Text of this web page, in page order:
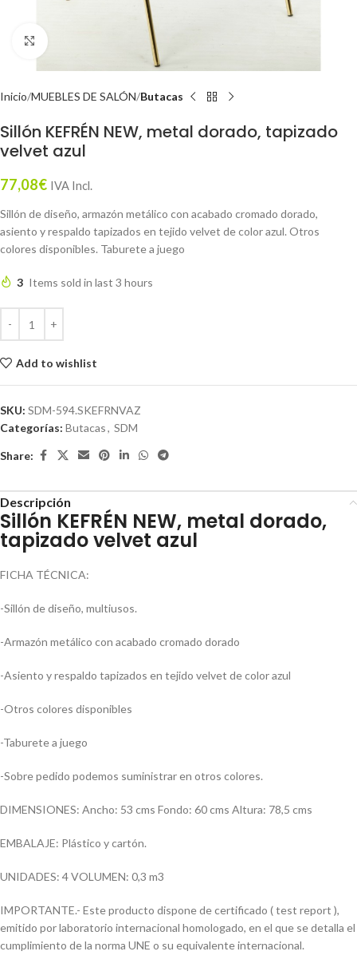
Click to enlarge
Inicio MUEBLES DE SALÓN Butacas
Sillón KEFRÉN NEW, metal dorado, tapizado
velvet azul
77,08€ IVA Incl.
Sillón de diseño, armazón metálico con acabado cromado dorado,
asiento y respaldo tapizados en tejido velvet de color azul. Otros
colores disponibles. Taburete a juego
3 Items sold in last 3 hours
Add to wishlist
SKU: SDM-594.SKEFRNVAZ
Categorías: Butacas, SDM
Share:
Descripción
Sillón KEFRÉN NEW, metal dorado,
tapizado velvet azul
FICHA TÉCNICA:
-Sillón de diseño, multiusos.
-Armazón metálico con acabado cromado dorado
-Asiento y respaldo tapizados en tejido velvet de color azul
-Otros colores disponibles
-Taburete a juego
-Sobre pedido podemos suministrar en otros colores.
DIMENSIONES: Ancho: 53 cms Fondo: 60 cms Altura: 78,5 cms
EMBALAJE: Plástico y cartón.
UNIDADES: 4 VOLUMEN: 0,3 m3
IMPORTANTE.- Este producto dispone de certificado ( test report ),
emitido por laboratorio internacional homologado, en el que se detalla el
cumplimiento de la norma UNE o su equivalente internacional.